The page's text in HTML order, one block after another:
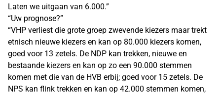
Laten we uitgaan van 6.000.”
“Uw prognose?”
“VHP verliest die grote groep zwevende kiezers maar trekt
etnisch nieuwe kiezers en kan op 80.000 kiezers komen,
goed voor 13 zetels. De NDP kan trekken, nieuwe en
bestaande kiezers en kan op zo een 90.000 stemmen
komen met die van de HVB erbij; goed voor 15 zetels. De
NPS kan flink trekken en kan op 42.000 stemmen komen,